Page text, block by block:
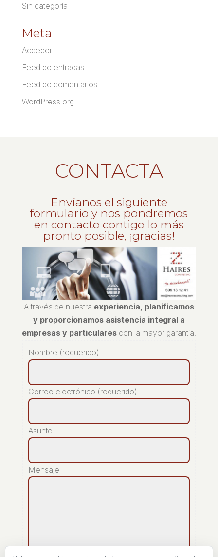
Sin categoría
Meta
Acceder
Feed de entradas
Feed de comentarios
WordPress.org
CONTACTA
Envíanos el siguiente
formulario y nos pondremos
en contacto contigo lo más
pronto posible, ¡gracias!
A través de nuestra experiencia, planificamos
y proporcionamos asistencia integral a
empresas y particularescon la mayor garantía.
Nombre (requerido)
Correo electrónico (requerido)
Asunto
Mensaje